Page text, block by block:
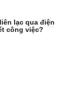
lạc qua điện
công việc?